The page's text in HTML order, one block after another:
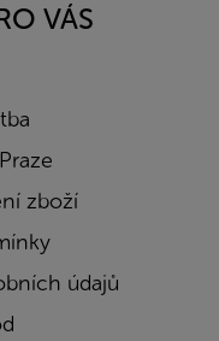
VÁS
zboží
údajů